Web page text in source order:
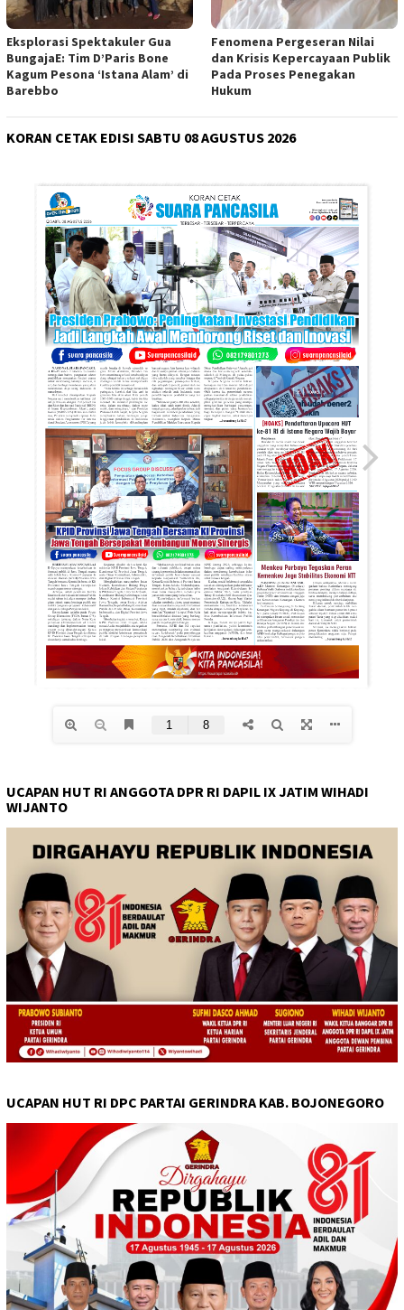
Eksplorasi Spektakuler Gua
BungajaE: Tim D’Paris Bone
Kagum Pesona ‘Istana Alam’ di
Barebbo
Fenomena Pergeseran Nilai
dan Krisis Kepercayaan Publik
Pada Proses Penegakan
Hukum
KORAN CETAK EDISI SABTU 08 AGUSTUS 2026
UCAPAN HUT RI ANGGOTA DPR RI DAPIL IX JATIM WIHADI
WIJANTO
UCAPAN HUT RI DPC PARTAI GERINDRA KAB. BOJONEGORO